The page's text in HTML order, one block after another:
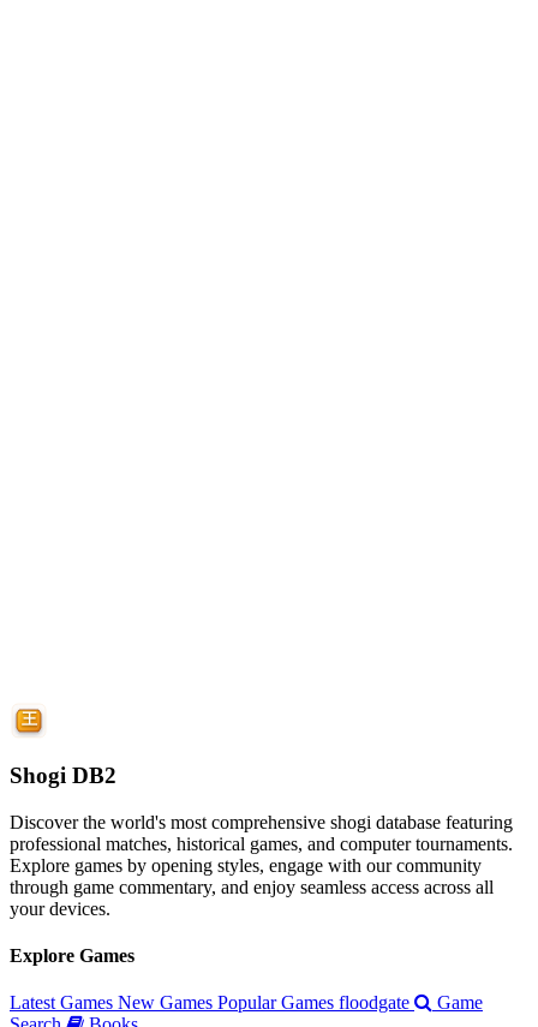
Shogi DB2
Discover the world's most comprehensive shogi database featuring
professional matches, historical games, and computer tournaments.
Explore games by opening styles, engage with our community
through game commentary, and enjoy seamless access across all
your devices.
Explore Games
Latest Games New Games Popular Games floodgate
Game